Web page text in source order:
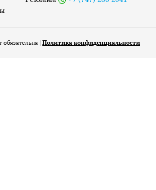
| Политика конфиденциальности